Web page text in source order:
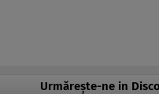
Urmărește-ne in